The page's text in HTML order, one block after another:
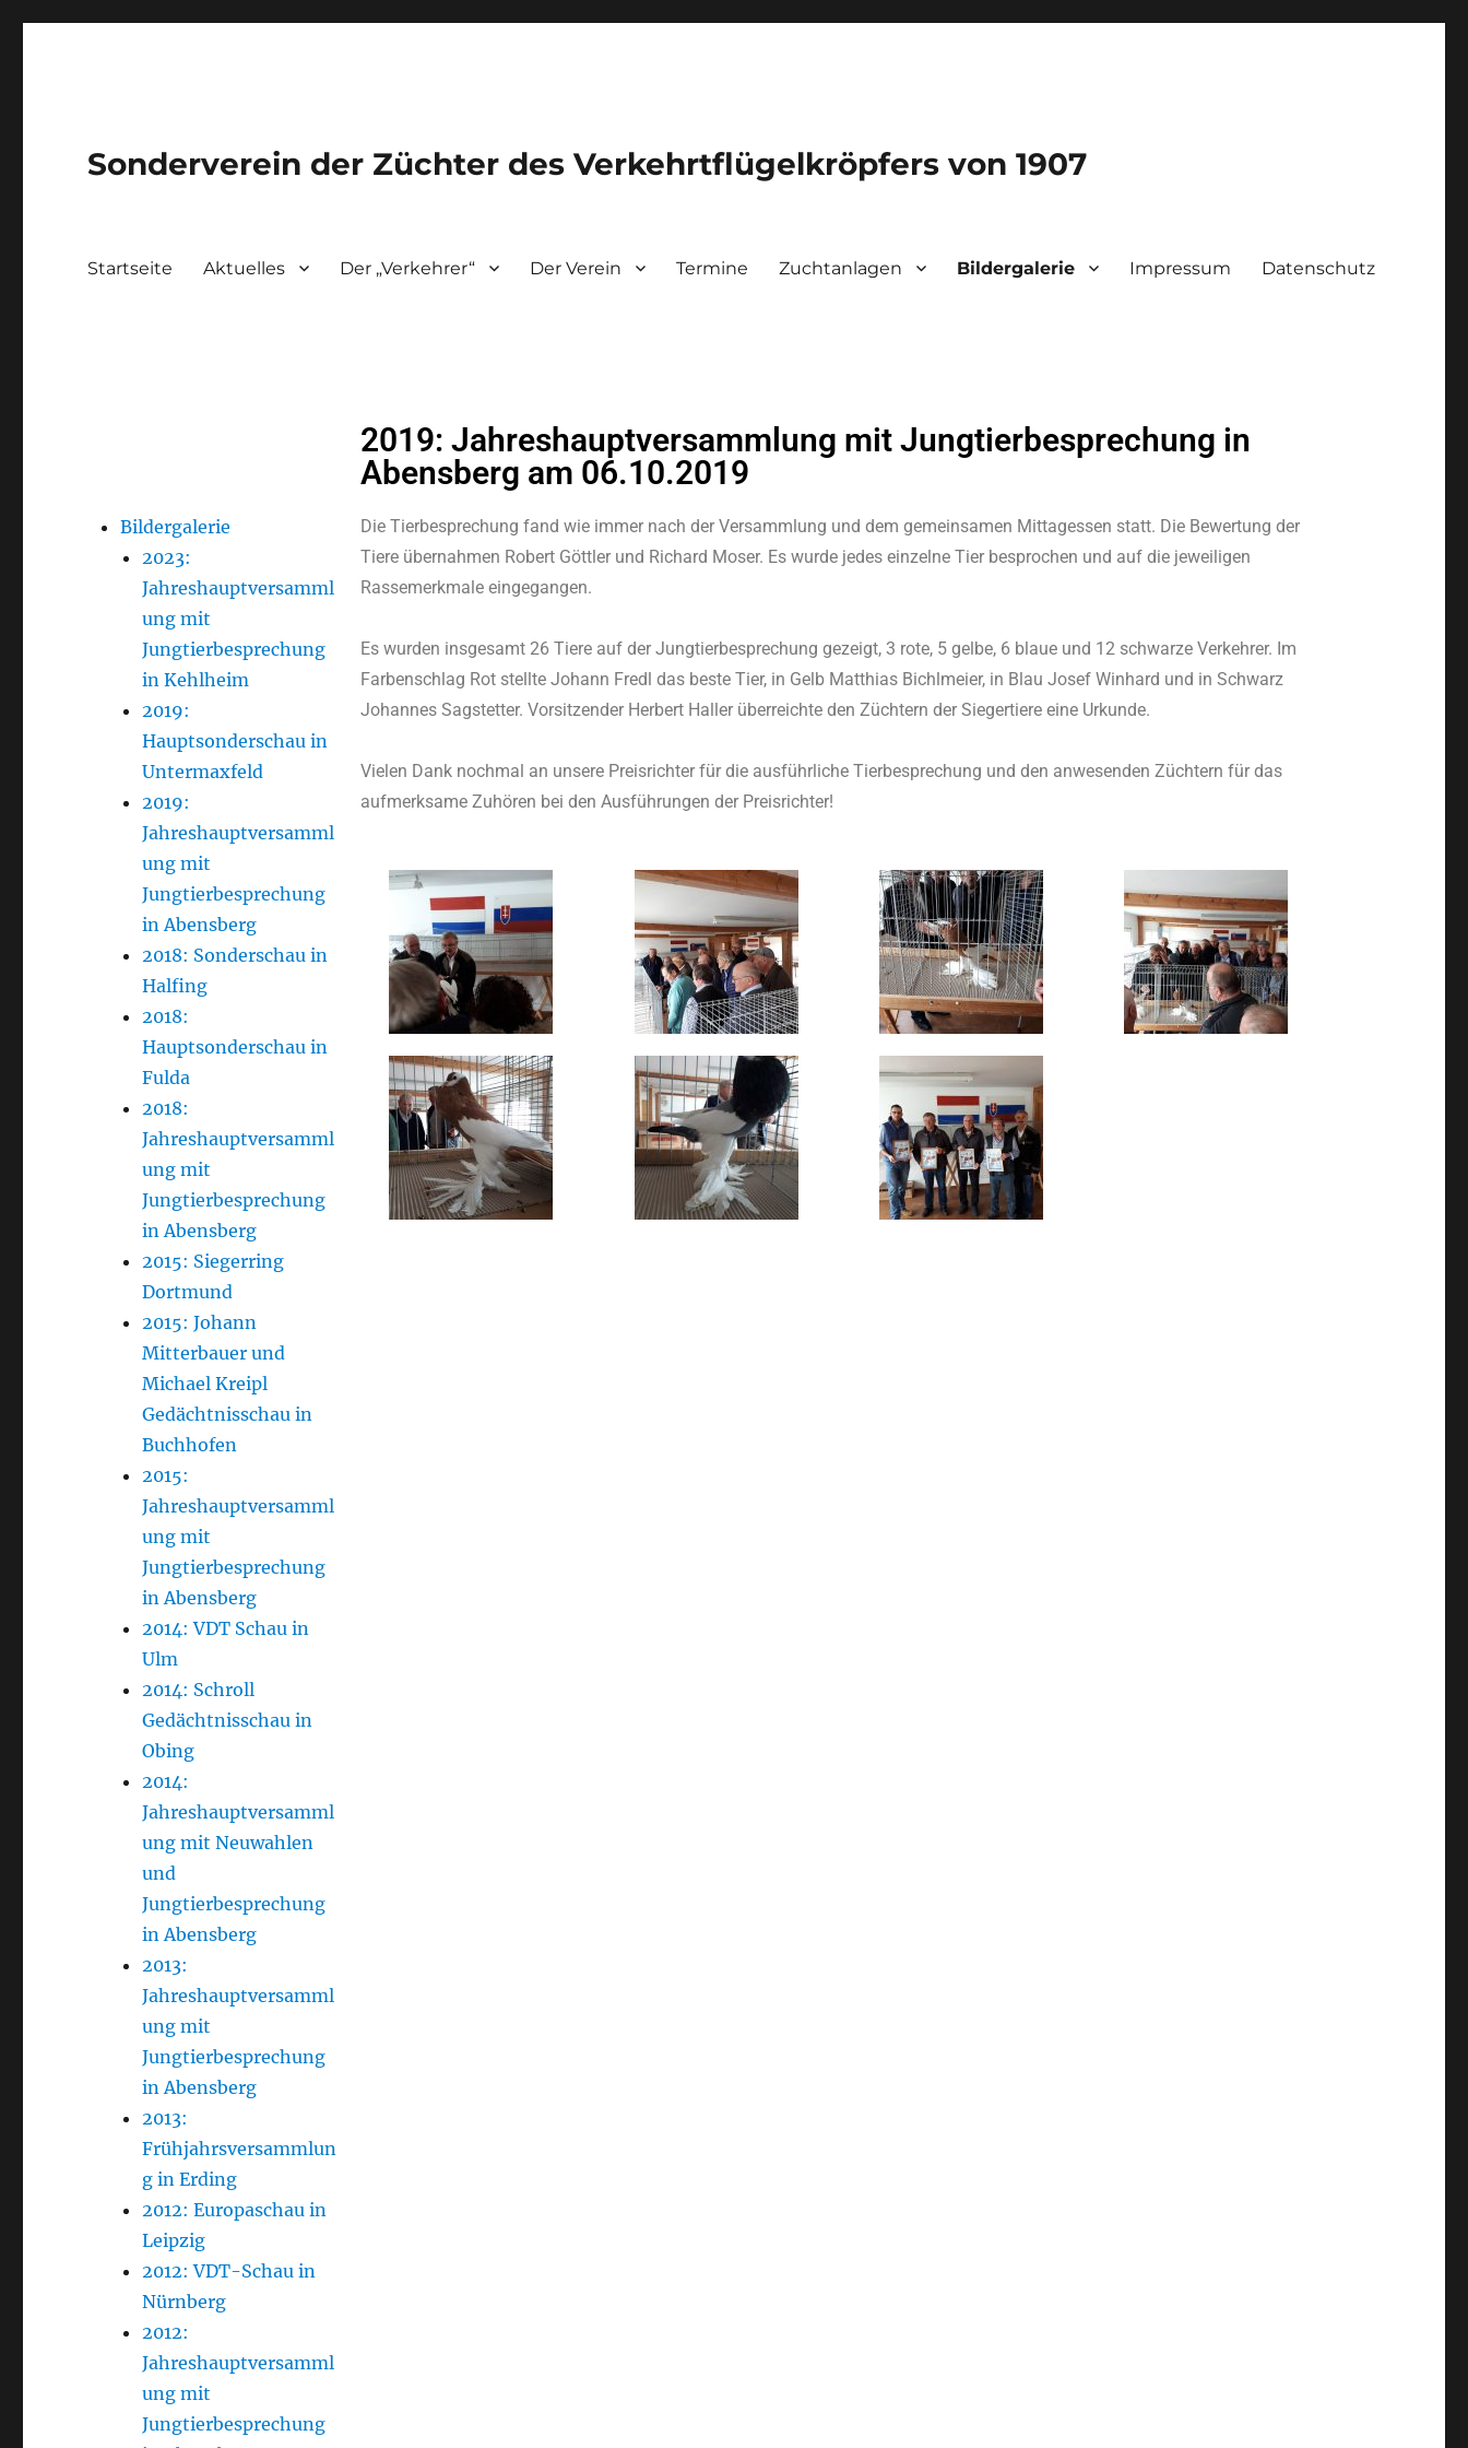
Sonderverein der Züchter des Verkehrtflügelkröpfers von 1907
Startseite Aktuelles Der „Verkehrer“ Der Verein Termine Zuchtanlagen Bildergalerie Impressum Datenschutz
2019: Jahreshauptversammlung mit Jungtierbesprechung in
Abensberg am 06.10.2019
Bildergalerie
2023:
Jahreshauptversamml
ung mit
Jungtierbesprechung
in Kehlheim
2019:
Hauptsonderschau in
Untermaxfeld
2019:
Jahreshauptversamml
ung mit
Jungtierbesprechung
in Abensberg
2018: Sonderschau in
Halfing
2018:
Hauptsonderschau in
Fulda
2018:
Jahreshauptversamml
ung mit
Jungtierbesprechung
in Abensberg
2015: Siegerring
Dortmund
2015: Johann
Mitterbauer und
Michael Kreipl
Gedächtnisschau in
Buchhofen
2015:
Jahreshauptversamml
ung mit
Jungtierbesprechung
in Abensberg
2014: VDT Schau in
Ulm
2014: Schroll
Gedächtnisschau in
Obing
2014:
Jahreshauptversamml
ung mit Neuwahlen
und
Jungtierbesprechung
in Abensberg
2013:
Jahreshauptversamml
ung mit
Jungtierbesprechung
in Abensberg
2013:
Frühjahrsversammlun
g in Erding
2012: Europaschau in
Leipzig
2012: VDT-Schau in
Nürnberg
2012:
Jahreshauptversamml
ung mit
Jungtierbesprechung
Die Tierbesprechung fand wie immer nach der Versammlung und dem gemeinsamen Mittagessen statt. Die Bewertung der
Tiere übernahmen Robert Göttler und Richard Moser. Es wurde jedes einzelne Tier besprochen und auf die jeweiligen
Rassemerkmale eingegangen.
Es wurden insgesamt 26 Tiere auf der Jungtierbesprechung gezeigt, 3 rote, 5 gelbe, 6 blaue und 12 schwarze Verkehrer. Im
Farbenschlag Rot stellte Johann Fredl das beste Tier, in Gelb Matthias Bichlmeier, in Blau Josef Winhard und in Schwarz
Johannes Sagstetter. Vorsitzender Herbert Haller überreichte den Züchtern der Siegertiere eine Urkunde.
Vielen Dank nochmal an unsere Preisrichter für die ausführliche Tierbesprechung und den anwesenden Züchtern für das
aufmerksame Zuhören bei den Ausführungen der Preisrichter!